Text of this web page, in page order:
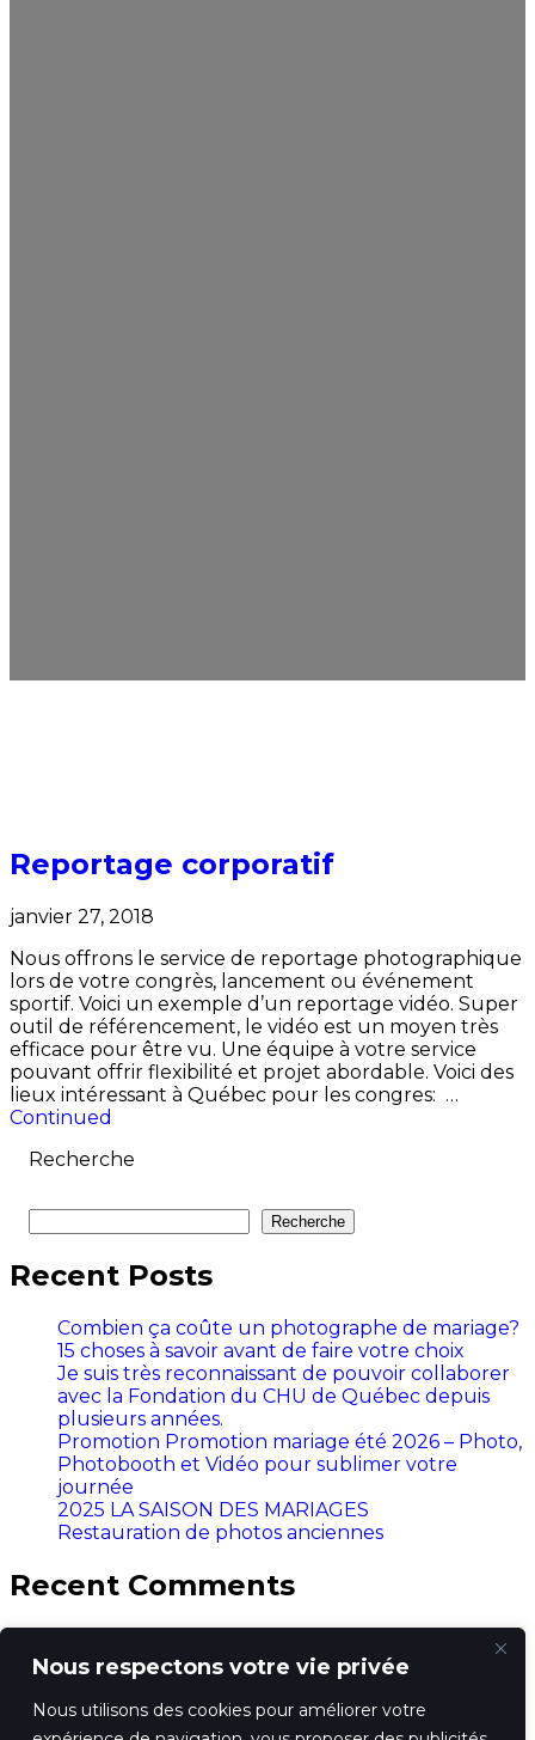
Nous respectons votre vie privée
Nous utilisons des cookies pour améliorer votre
Reportage corporatif
janvier 27, 2018
Nous offrons le service de reportage photographique
lors de votre congrès, lancement ou événement
sportif. Voici un exemple d’un reportage vidéo. Super
outil de référencement, le vidéo est un moyen très
efficace pour être vu. Une équipe à votre service
pouvant offrir flexibilité et projet abordable. Voici des
lieux intéressant à Québec pour les congres: …
Continued
Recherche
Recherche
Recent Posts
Combien ça coûte un photographe de mariage?
15 choses à savoir avant de faire votre choix
Je suis très reconnaissant de pouvoir collaborer
avec la Fondation du CHU de Québec depuis
plusieurs années.
Promotion Promotion mariage été 2026 – Photo,
Photobooth et Vidéo pour sublimer votre
journée
2025 LA SAISON DES MARIAGES
Restauration de photos anciennes
Recent Comments